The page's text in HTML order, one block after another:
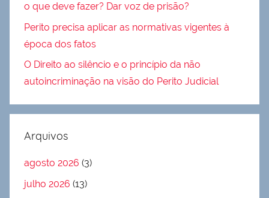
o que deve fazer? Dar voz de prisão?
Perito precisa aplicar as normativas vigentes à
época dos fatos
O Direito ao silêncio e o princípio da não
autoincriminação na visão do Perito Judicial
Arquivos
agosto 2026 (3)
julho 2026 (13)